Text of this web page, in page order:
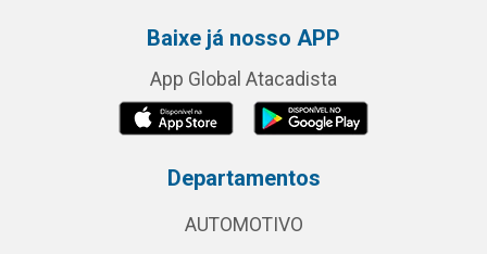
Baixe já nosso APP
App Global Atacadista
Departamentos
AUTOMOTIVO